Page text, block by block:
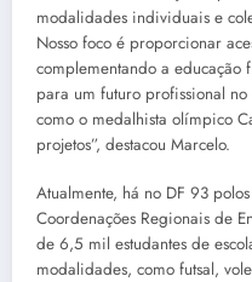
modalidades individuais e
Nosso foco é proporcionar
complementando a educação
para um futuro profissional no
como o medalhista olímpico
projetos”, destacou Marcelo.
Atualmente, há no DF 93
Coordenações Regionais de
de 6,5 mil estudantes de
modalidades, como futsal,